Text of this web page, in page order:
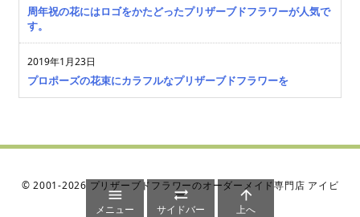
周年祝の花にはロゴをかたどったプリザーブドフラワーが人気で
す。
2019年1月23日
プロポーズの花束にカラフルなプリザーブドフラワーを
©2001-2026 プリザーブドフラワーのオーダーメイド専門店 アイビ
ー

メニュー

サイドバー

上へ